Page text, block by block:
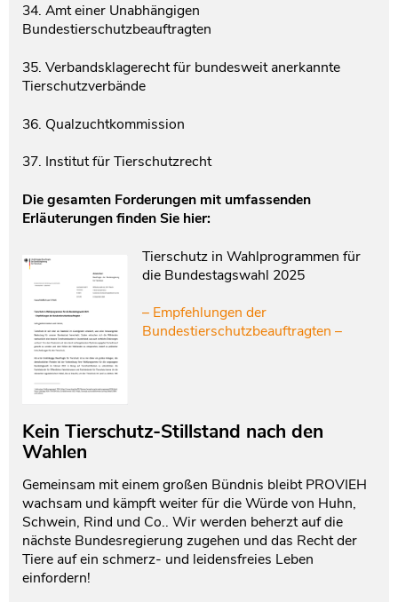
34. Amt einer Unabhängigen
Bundestierschutzbeauftragten
35. Verbandsklagerecht für bundesweit anerkannte
Tierschutzverbände
36. Qualzuchtkommission
37. Institut für Tierschutzrecht
Die gesamten Forderungen mit umfassenden
Erläuterungen finden Sie hier:
Tierschutz in Wahlprogrammen für
die Bundestagswahl 2025
– Empfehlungen der
Bundestierschutzbeauftragten –
Kein Tierschutz-Stillstand nach den
Wahlen
Gemeinsam mit einem großen Bündnis bleibt PROVIEH
wachsam und kämpft weiter für die Würde von Huhn,
Schwein, Rind und Co.. Wir werden beherzt auf die
nächste Bundesregierung zugehen und das Recht der
Tiere auf ein schmerz- und leidensfreies Leben
einfordern!